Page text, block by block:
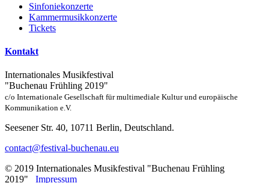
Sinfoniekonzerte
Kammermusikkonzerte
Tickets
Kontakt
Internationales Musikfestival
"Buchenau Frühling 2019"
c/o Internationale Gesellschaft für multimediale Kultur und europäische
Kommunikation e.V.
Seesener Str. 40, 10711 Berlin, Deutschland.
contact@festival-buchenau.eu
© 2019 Internationales Musikfestival "Buchenau Frühling
2019" Impressum